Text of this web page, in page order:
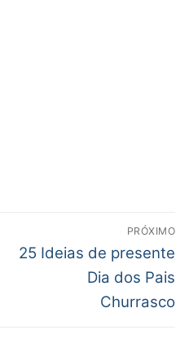
PRÓXIMO
25 Ideias de presente
Dia dos Pais
Churrasco